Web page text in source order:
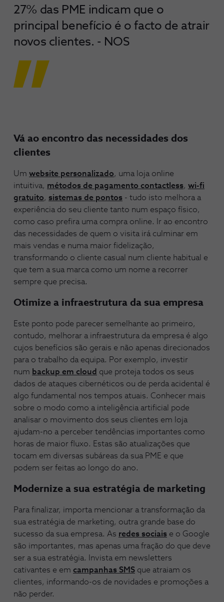
27% das PME indicam que o
principal benefício é o facto de atrair
novos clientes. - NOS
Vá ao encontro das necessidades dos
clientes
Um website personalizado, uma loja online
intuitiva, métodos de pagamento contactless, wi-fi
gratuito, sistemas de pontos - tudo isto melhora a
experiência do seu cliente tanto num espaço físico,
como caso prefira uma compra online. Ir ao encontro
das necessidades de quem o visita irá culminar em
mais vendas e numa maior fidelização,
transformando o cliente casual num cliente habitual e
que tem a sua marca como um nome a recorrer
sempre que precisa.
Otimize a infraestrutura da sua empresa
Este ponto pode parecer semelhante ao primeiro,
contudo, melhorar a infraestrutura da empresa é algo
cujos benefícios são gerais e não apenas direcionados
para o trabalho da equipa. Por exemplo, investir
num backup em cloud que proteja todos os seus
dados de ataques cibernéticos ou de perda acidental é
algo fundamental nos tempos atuais. Conhecer mais
sobre o modo como a inteligência artificial pode
analisar o movimento dos seus clientes em loja
ajudam-no a perceber tendências importantes como
horas de maior fluxo. Estas são atualizações que
tocam em diversas subáreas da sua PME e que
podem ser feitas ao longo do ano.
Modernize a sua estratégia de marketing
Para finalizar, importa mencionar a transformação da
sua estratégia de marketing, outra grande base do
sucesso da sua empresa. As redes sociais e o Google
são importantes, mas apenas uma fração do que deve
ser a sua estratégia. Invista em newsletters
cativantes e em campanhas SMS que atraiam os
clientes, informando-os de novidades e promoções a
não perder.